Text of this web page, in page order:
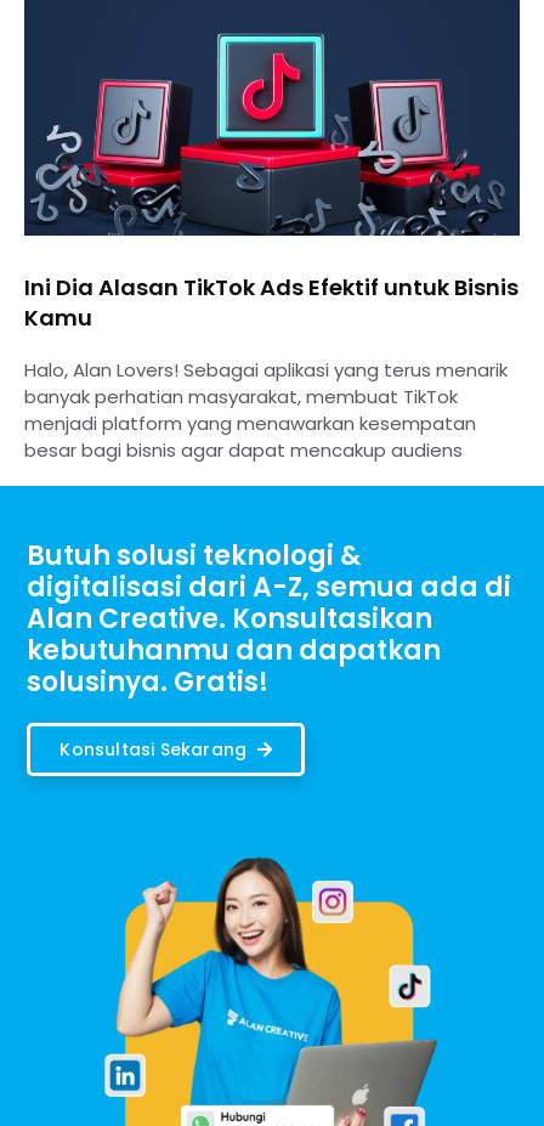
⁠Ini Dia Alasan TikTok Ads Efektif untuk Bisnis
Kamu
Halo, Alan Lovers! Sebagai aplikasi yang terus menarik
banyak perhatian masyarakat, membuat TikTok
menjadi platform yang menawarkan kesempatan
besar bagi bisnis agar dapat mencakup audiens
Butuh solusi teknologi &
digitalisasi dari A-Z, semua ada di
Alan Creative. Konsultasikan
kebutuhanmu dan dapatkan
solusinya. Gratis!
Konsultasi Sekarang